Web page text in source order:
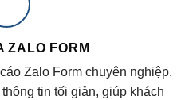
ZALO FORM
Zalo Form chuyên nghiệp.
tin tối giản, giúp khách